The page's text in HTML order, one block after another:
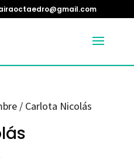
/ Carlota Nicolás